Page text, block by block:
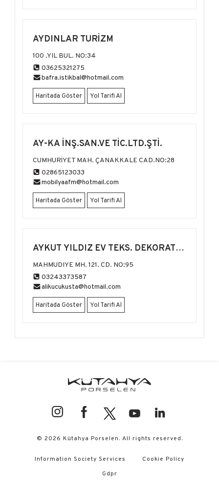
AYDINLAR TURİZM
100 .YIL BUL. NO:34
03625321275
bafra.istikbal@hotmail.com
Haritada Göster Yol Tarifi Al
AY-KA İNŞ.SAN.VE TİC.LTD.ŞTİ.
CUMHURİYET MAH. ÇANAKKALE CAD.NO:28
02865123033
mobilyaafm@hotmail.com
Haritada Göster Yol Tarifi Al
AYKUT YILDIZ EV TEKS. DEKORATİF
ÜRÜNLER
MAHMUDIYE MH. 121. CD. NO:95
03243373587
alikucukusta@hotmail.com
Haritada Göster Yol Tarifi Al
© 2026 Kütahya Porselen. All rights reserved.
Information Society Services
Cookie Policy
Gdpr